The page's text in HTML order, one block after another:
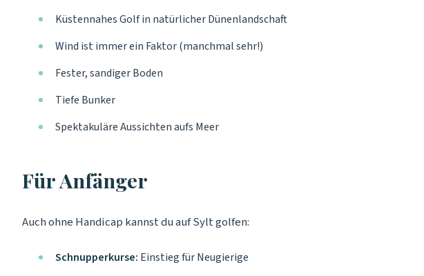
Küstennahes Golf in natürlicher Dünenlandschaft
Wind ist immer ein Faktor (manchmal sehr!)
Fester, sandiger Boden
Tiefe Bunker
Spektakuläre Aussichten aufs Meer
Für Anfänger
Auch ohne Handicap kannst du auf Sylt golfen:
Schnupperkurse: Einstieg für Neugierige